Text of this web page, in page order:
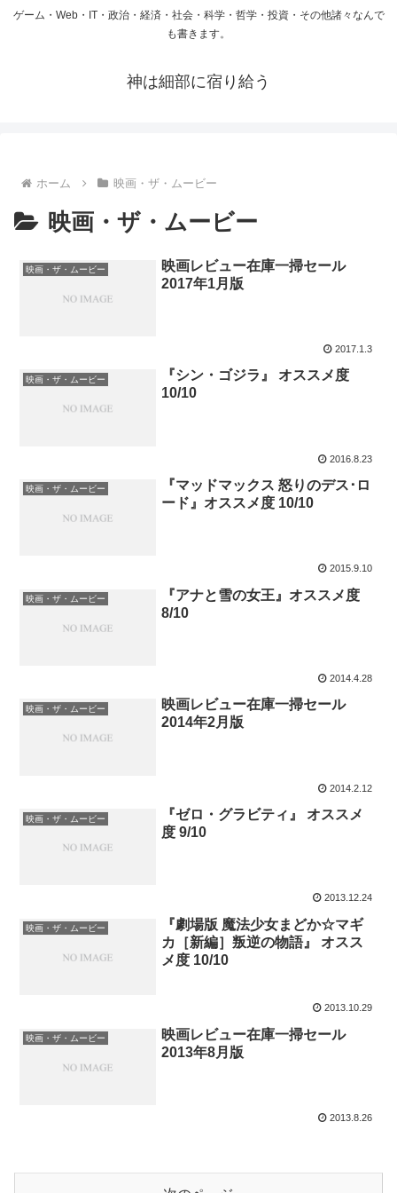
ゲーム・Web・IT・政治・経済・社会・科学・哲学・投資・その他諸々なんで
も書きます。
神は細部に宿り給う
ホーム 映画・ザ・ムービー
映画・ザ・ムービー
映画・ザ・ムービー
映画レビュー在庫一掃セール
2017年1月版
2017.1.3
映画・ザ・ムービー
『シン・ゴジラ』 オススメ度
10/10
2016.8.23
映画・ザ・ムービー
『マッドマックス 怒りのデス･ロ
ード』オススメ度 10/10
2015.9.10
映画・ザ・ムービー
『アナと雪の女王』オススメ度
8/10
2014.4.28
映画・ザ・ムービー
映画レビュー在庫一掃セール
2014年2月版
2014.2.12
映画・ザ・ムービー
『ゼロ・グラビティ』 オススメ
度 9/10
2013.12.24
映画・ザ・ムービー
『劇場版 魔法少女まどか☆マギ
カ［新編］叛逆の物語』 オスス
メ度 10/10
2013.10.29
映画・ザ・ムービー
映画レビュー在庫一掃セール
2013年8月版
2013.8.26